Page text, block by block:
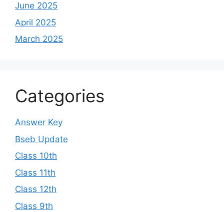
June 2025
April 2025
March 2025
Categories
Answer Key
Bseb Update
Class 10th
Class 11th
Class 12th
Class 9th